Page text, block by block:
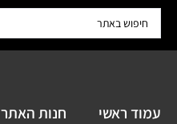
עמוד ראשי חנות האתר